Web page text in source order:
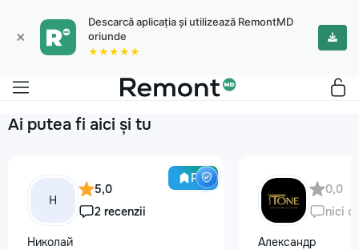
×
Descarcă aplicația și utilizează RemontMD
oriunde
★★★★★
Ai putea fi aici și tu
Pro
Н
5,0
2 recenzii
Николай
0,0
nici o
Александр